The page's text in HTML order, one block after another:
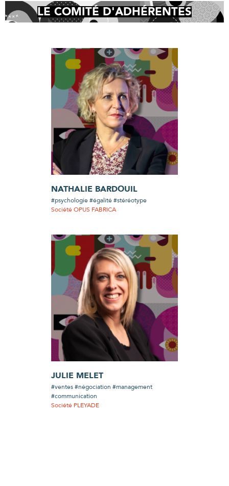
LE COMITÉ D'ADHÉRENTES
NATHALIE BARDOUIL
#psychologie #égalité #stéréotype
Société OPUS FABRICA
JULIE MELET
#ventes #négociation #management
#communication
Société PLEYADE